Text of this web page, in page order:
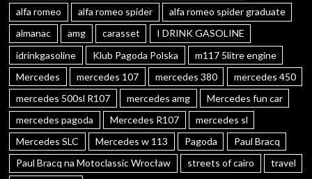
alfa romeo
alfa romeo spider
alfa romeo spider graduate
almanac
amg carasset
I DRINK GASOLINE
idrinkgasoline
Klub Pagoda Polska
m117 5litre engine
Mercedes
mercedes 107 mercedes 380
mercedes 450
mercedes 500sl R107
mercedes amg
Mercedes fun car
mercedes pagoda
Mercedes R107
mercedes sl
Mercedes SLC
Mercedes w 113 Pagoda
Paul Bracq
Paul Bracq na Motoclassic Wrocław
streets of cairo
travel